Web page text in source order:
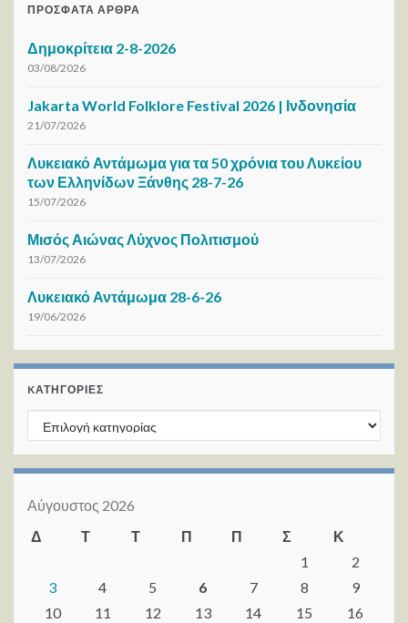
ΠΡΌΣΦΑΤΑ ΆΡΘΡΑ
Δημοκρίτεια 2-8-2026
03/08/2026
Jakarta World Folklore Festival 2026 | Ινδονησία
21/07/2026
Λυκειακό Αντάμωμα για τα 50 χρόνια του Λυκείου
των Ελληνίδων Ξάνθης 28-7-26
15/07/2026
Μισός Αιώνας Λύχνος Πολιτισμού
13/07/2026
Λυκειακό Αντάμωμα 28-6-26
19/06/2026
KΑΤΗΓΟΡΊΕΣ
Kατηγορίες
Αύγουστος 2026
Δ
Τ Τ Π Π Σ
Κ
1
2
3
4 5 6 7 8
9
10
11 12 13 14 15
16